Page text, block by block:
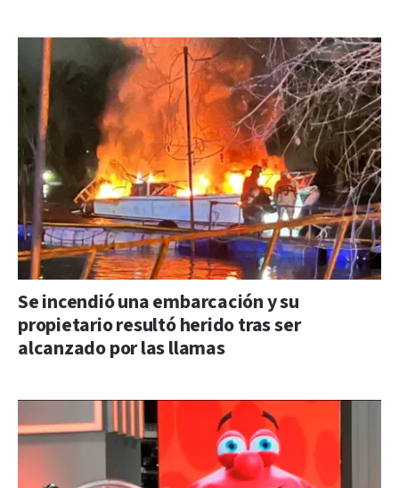
Se incendió una embarcación y su
propietario resultó herido tras ser
alcanzado por las llamas